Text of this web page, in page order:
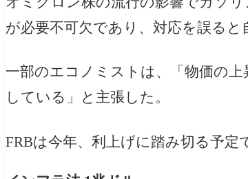
が必要不可欠であり、対応を誤ると
一部のエコノミストは、「物価の
している」と主張した。
FRBは今年、利上げに踏み切る予定